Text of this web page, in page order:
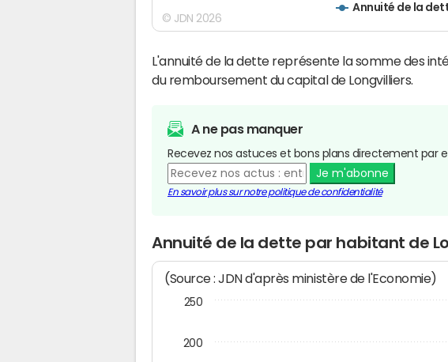
Annuité de la
© JDN 2026
L'annuité de la dette représente la somme des
du remboursement du capital de Longvilliers.
A ne pas manquer
Recevez nos astuces et bons plans directement par
Je m'abonne
En savoir plus sur notre politique de confidentialité
Annuité de la dette par habitant de
(Source : JDN d'après ministère de l'Economie)
200
250